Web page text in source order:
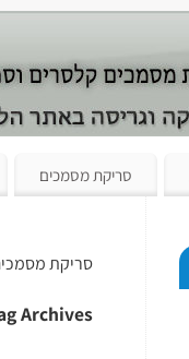
סריקת מסמכים
סריקת
Archives: